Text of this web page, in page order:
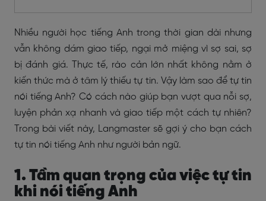
Nhiều người học tiếng Anh trong thời gian dài nhưng
vẫn không dám giao tiếp, ngại mở miệng vì sợ sai, sợ
bị đánh giá. Thực tế, rào cản lớn nhất không nằm ở
kiến thức mà ở tâm lý thiếu tự tin. Vậy làm sao để tự tin
nói tiếng Anh? Có cách nào giúp bạn vượt qua nỗi sợ,
luyện phản xạ nhanh và giao tiếp một cách tự nhiên?
Trong bài viết này, Langmaster sẽ gợi ý cho bạn cách
tự tin nói tiếng Anh như người bản ngữ.
1. Tầm quan trọng của việc tự tin
khi nói tiếng Anh